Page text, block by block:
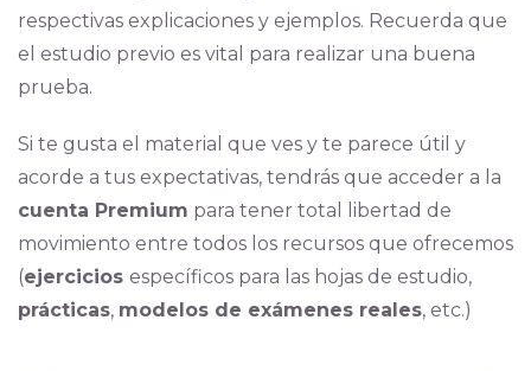
respectivas explicaciones y ejemplos. Recuerda que
el estudio previo es vital para realizar una buena
prueba.
Si te gusta el material que ves y te parece útil y
acorde a tus expectativas, tendrás que acceder a la
cuenta Premium para tener total libertad de
movimiento entre todos los recursos que ofrecemos
(ejercicios específicos para las hojas de estudio,
prácticas, modelos de exámenes reales, etc.)